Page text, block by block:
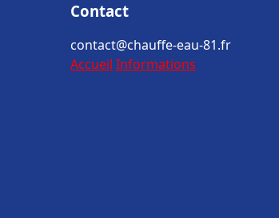
Contact
contact@chauffe-eau-81.fr
Accueil Informations